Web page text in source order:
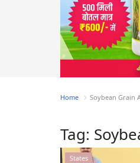
Home Soybean Grain
Tag:
States